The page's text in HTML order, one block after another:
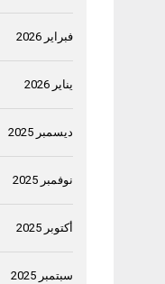
فبراير 2026
يناير 2026
ديسمبر 2025
نوفمبر 2025
أكتوبر 2025
سبتمبر 2025